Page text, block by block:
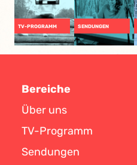
TV-PROGRAMM SENDUNGEN
Bereiche
Über uns
TV-Programm
Sendungen